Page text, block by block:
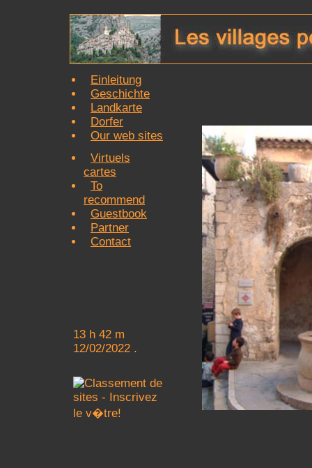
Einleitung
Geschichte
Landkarte
Dorfer
Our web sites
Virtuels
cartes
To
recommend
Guestbook
Partner
Contact
13 h 42 m
12/02/2022 .